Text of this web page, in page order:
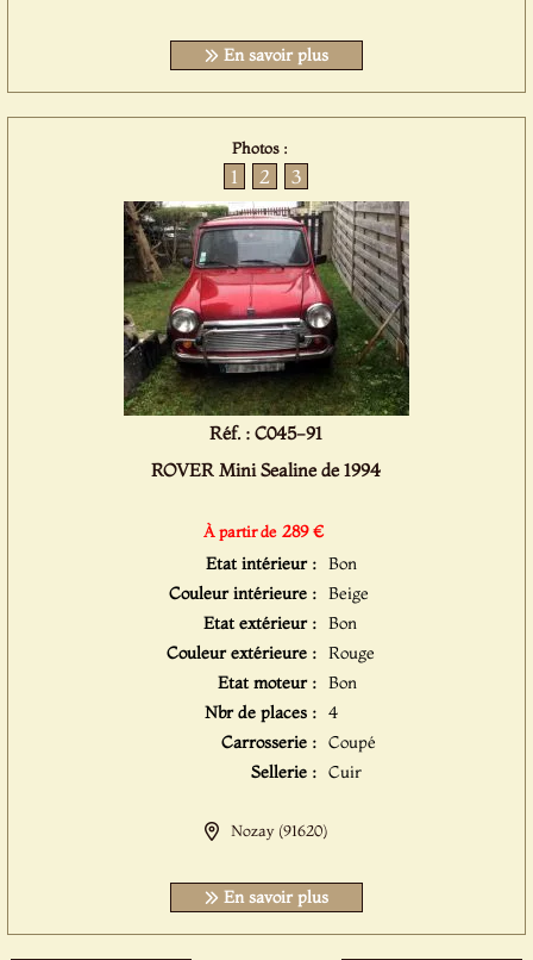
En savoir plus
Photos :
1 2 3
Réf. : C045-91
ROVER Mini Sealine de 1994
À partir de 289 €
Etat intérieur : Bon
Couleur intérieure : Beige
Etat extérieur : Bon
Couleur extérieure : Rouge
Etat moteur : Bon
Nbr de places : 4
Carrosserie : Coupé
Sellerie : Cuir
Nozay (91620)
En savoir plus